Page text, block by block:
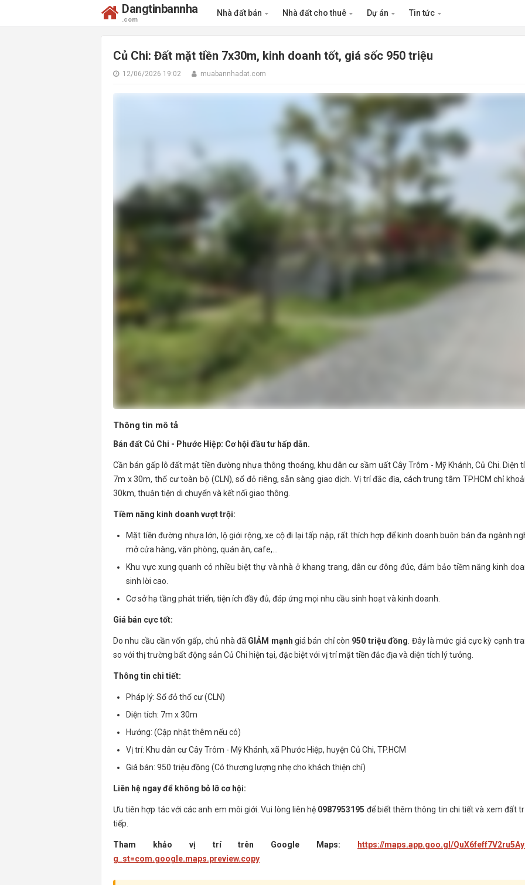
Dangtinbannha
.com
Nhà đất bán Nhà đất cho thuê Dự án Tin tức
Củ Chi: Đất mặt tiền 7x30m, kinh doanh tốt, giá sốc 950 triệu
12/06/2026 19:02 muabannhadat.com
Thông tin mô tả
Bán đất Củ Chi - Phước Hiệp: Cơ hội đầu tư hấp dẫn.
Cần bán gấp lô đất mặt tiền đường nhựa thông thoáng, khu dân cư sầm uất Cây Trôm - Mỹ Khánh, Củ Chi. Diện
7m x 30m, thổ cư toàn bộ (CLN), sổ đỏ riêng, sẵn sàng giao dịch. Vị trí đắc địa, cách trung tâm TP.HCM chỉ
30km, thuận tiện di chuyển và kết nối giao thông.
Tiềm năng kinh doanh vượt trội:
Mặt tiền đường nhựa lớn, lộ giới rộng, xe cộ đi lại tấp nập, rất thích hợp để kinh doanh buôn bán đa ngành
mở cửa hàng, văn phòng, quán ăn, cafe,...
Khu vực xung quanh có nhiều biệt thự và nhà ở khang trang, dân cư đông đúc, đảm bảo tiềm năng kinh
sinh lời cao.
Cơ sở hạ tầng phát triển, tiện ích đầy đủ, đáp ứng mọi nhu cầu sinh hoạt và kinh doanh.
Giá bán cực tốt:
Do nhu cầu cần vốn gấp, chủ nhà đã GIẢM mạnh giá bán chỉ còn 950 triệu đồng . Đây là mức giá cực kỳ cạnh
so với thị trường bất động sản Củ Chi hiện tại, đặc biệt với vị trí mặt tiền đắc địa và diện tích lý tưởng.
Thông tin chi tiết:
Pháp lý: Sổ đỏ thổ cư (CLN)
Diện tích: 7m x 30m
Hướng: (Cập nhật thêm nếu có)
Vị trí: Khu dân cư Cây Trôm - Mỹ Khánh, xã Phước Hiệp, huyện Củ Chi, TP.HCM
Giá bán: 950 triệu đồng (Có thương lượng nhẹ cho khách thiện chí)
Liên hệ ngay để không bỏ lỡ cơ hội:
Ưu tiên hợp tác với các anh em môi giới. Vui lòng liên hệ 0987953195 để biết thêm thông tin chi tiết và xem đất
tiếp.
Tham khảo vị trí trên Google Maps:
https://maps.app.goo.gl/
g_st=com.google.maps.preview.copy